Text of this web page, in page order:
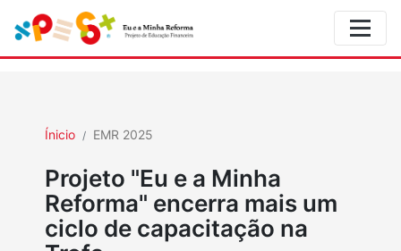
Ínicio EMR 2025
Projeto "Eu e a Minha
Reforma" encerra mais um
ciclo de capacitação na